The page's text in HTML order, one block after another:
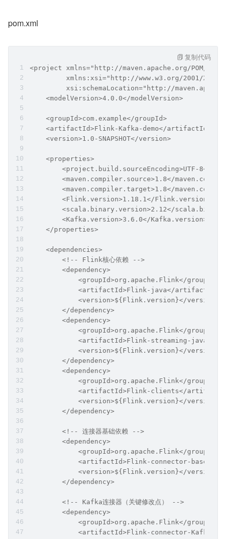
pom.xml
<project xmlns="http://maven.apache.org/POM/
xmlns:xsi="http://www.w3.org/2001/
xsi:schemaLocation="http://
    <modelVersion>4.0.0</modelVersion>
    <groupId>com.example</groupId>
    <artifactId>Flink-Kafka-demo</artifactId>
    <version>1.0-SNAPSHOT</version>
    <properties>
<project.build.sourceEncoding>UTF-8</
<maven.compiler.source>1.8</
<maven.compiler.target>1.8</
        <Flink.version>1.18.1</Flink.version>
<scala.binary.version>2.12</
        <Kafka.version>3.6.0</Kafka.version>
    </properties>
    <dependencies>
        <!-- Flink核心依赖 -->
        <dependency>
            <groupId>org.apache.Flink</groupId>
            <artifactId>Flink-java</artifactId>
            <version>${Flink.version}</version>
        </dependency>
        <dependency>
            <groupId>org.apache.Flink</groupId>
<artifactId>Flink-streaming-java</
            <version>${Flink.version}</version>
        </dependency>
        <dependency>
            <groupId>org.apache.Flink</groupId>
<artifactId>Flink-clients</
            <version>${Flink.version}</version>
        </dependency>
        <!-- 连接器基础依赖 -->
        <dependency>
            <groupId>org.apache.Flink</groupId>
<artifactId>Flink-connector-base</
            <version>${Flink.version}</version>
        </dependency>
        <!-- Kafka连接器（关键修改点） -->
        <dependency>
            <groupId>org.apache.Flink</groupId>
<artifactId>Flink-connector-Kafka</
复制代码